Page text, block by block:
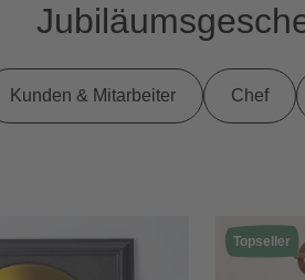
Kunden & Mitarbeiter Chef
Topseller